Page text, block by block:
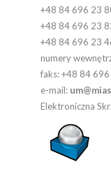
+48 84 696 23
+48 84 696 23
+48 84 696 23
numery
faks: +48 84
e-mail:
Elektroniczna